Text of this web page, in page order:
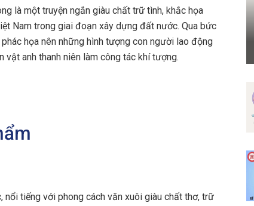
là một truyện ngắn giàu chất trữ tình, khắc họa
Nam trong giai đoạn xây dựng đất nước. Qua bức
họa nên những hình tượng con người lao động
vật anh thanh niên làm công tác khí tượng.
nổi tiếng với phong cách văn xuôi giàu chất thơ, trữ